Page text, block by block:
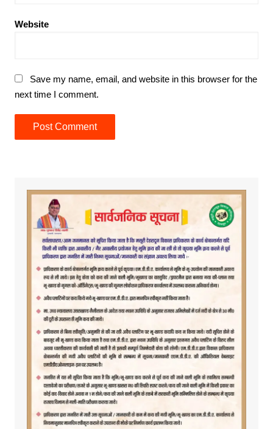
Website
Save my name, email, and website in this browser for the
next time I comment.